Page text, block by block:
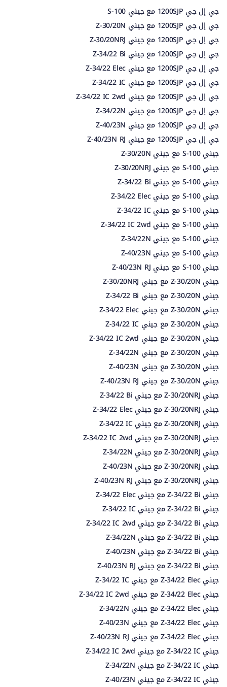
جي إل جي 1200SJP مع جيني S-100
جي إل جي 1200SJP مع جيني Z-30/20N
جي إل جي 1200SJP مع جيني Z-30/20NRJ
جي إل جي 1200SJP مع جيني Z-34/22 Bi
جي إل جي 1200SJP مع جيني Z-34/22 Elec
جي إل جي 1200SJP مع جيني Z-34/22 IC
جي إل جي 1200SJP مع جيني Z-34/22 IC 2wd
جي إل جي 1200SJP مع جيني Z-34/22N
جي إل جي 1200SJP مع جيني Z-40/23N
جي إل جي 1200SJP مع جيني Z-40/23N RJ
جيني S-100 مع جيني Z-30/20N
جيني S-100 مع جيني Z-30/20NRJ
جيني S-100 مع جيني Z-34/22 Bi
جيني S-100 مع جيني Z-34/22 Elec
جيني S-100 مع جيني Z-34/22 IC
جيني S-100 مع جيني Z-34/22 IC 2wd
جيني S-100 مع جيني Z-34/22N
جيني S-100 مع جيني Z-40/23N
جيني S-100 مع جيني Z-40/23N RJ
جيني Z-30/20N مع جيني Z-30/20NRJ
جيني Z-30/20N مع جيني Z-34/22 Bi
جيني Z-30/20N مع جيني Z-34/22 Elec
جيني Z-30/20N مع جيني Z-34/22 IC
جيني Z-30/20N مع جيني Z-34/22 IC 2wd
جيني Z-30/20N مع جيني Z-34/22N
جيني Z-30/20N مع جيني Z-40/23N
جيني Z-30/20N مع جيني Z-40/23N RJ
جيني Z-30/20NRJ مع جيني Z-34/22 Bi
جيني Z-30/20NRJ مع جيني Z-34/22 Elec
جيني Z-30/20NRJ مع جيني Z-34/22 IC
جيني Z-30/20NRJ مع جيني Z-34/22 IC 2wd
جيني Z-30/20NRJ مع جيني Z-34/22N
جيني Z-30/20NRJ مع جيني Z-40/23N
جيني Z-30/20NRJ مع جيني Z-40/23N RJ
جيني Z-34/22 Bi مع جيني Z-34/22 Elec
جيني Z-34/22 Bi مع جيني Z-34/22 IC
جيني Z-34/22 Bi مع جيني Z-34/22 IC 2wd
جيني Z-34/22 Bi مع جيني Z-34/22N
جيني Z-34/22 Bi مع جيني Z-40/23N
جيني Z-34/22 Bi مع جيني Z-40/23N RJ
جيني Z-34/22 Elec مع جيني Z-34/22 IC
جيني Z-34/22 Elec مع جيني Z-34/22 IC 2wd
جيني Z-34/22 Elec مع جيني Z-34/22N
جيني Z-34/22 Elec مع جيني Z-40/23N
جيني Z-34/22 Elec مع جيني Z-40/23N RJ
جيني Z-34/22 IC مع جيني Z-34/22 IC 2wd
جيني Z-34/22 IC مع جيني Z-34/22N
جيني Z-34/22 IC مع جيني Z-40/23N